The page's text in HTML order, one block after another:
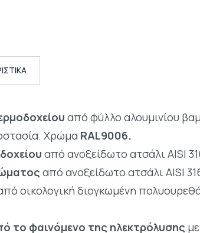
από φύλλο αλουμινίου
Χρώμα RAL9006.
από ανοξείδωτο ατσάλι AISI
από ανοξείδωτο ατσάλι AISI
οικολογική διογκωμένη
το φαινόμενο της ηλεκτρόλυσης